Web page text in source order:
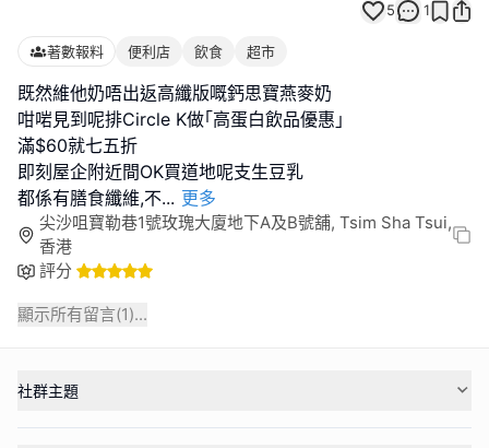
5 1
著數報料 便利店 飲食 超市
既然維他奶唔出返高纖版嘅鈣思寶燕麥奶
咁啱見到呢排Circle K做｢高蛋白飲品優惠｣
滿$60就七五折
即刻屋企附近間OK買道地呢支生豆乳
都係有膳食纖維,不... 更多
尖沙咀寶勒巷1號玫瑰大廈地下A及B號舖, Tsim Sha Tsui,
香港
評分
顯示所有留言(1)...
社群主題